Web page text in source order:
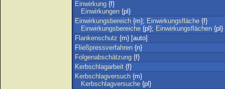
Einwirkung {f}
Einwirkungen {pl}
Einwirkungsbereich {m}; Einwirkungsfläche {f}
Einwirkungsbereiche {pl}; Einwirkungsflächen {pl}
Flankenschutz {m} [auto]
Fließpressverfahren {n}
Folgenabschätzung {f}
Kerbschlagarbeit {f}
Kerbschlagversuch {m}
Kerbschlagversuche {pl}